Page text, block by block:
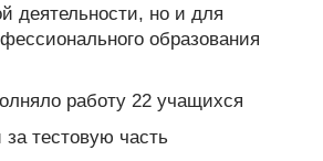
деятельности, но и для
образования
работу 22 учащихся
тестовую часть